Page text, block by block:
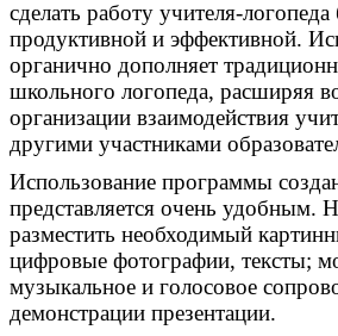
сделать работу учителя-логопеда
продуктивной и эффективной.
органично дополняет
школьного логопеда, расширяя
организации взаимодействия
другими участниками
Использование программы
представляется очень удобным.
разместить необходимый
цифровые фотографии, тексты;
музыкальное и голосовое
демонстрации презентации.